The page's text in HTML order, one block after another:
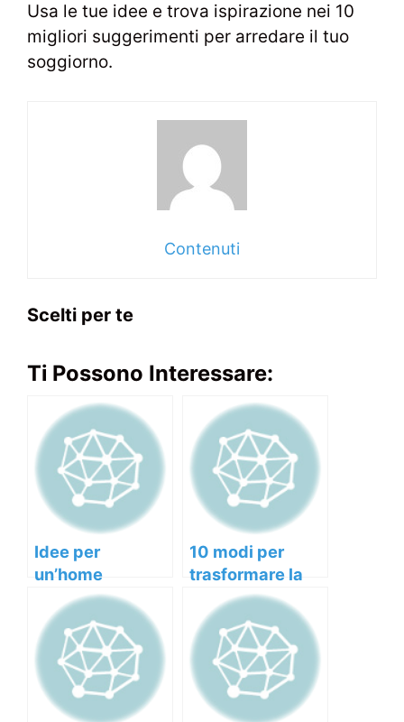
Usa le tue idee e trova ispirazione nei 10
migliori suggerimenti per arredare il tuo
soggiorno.
Contenuti
Scelti per te
Ti Possono Interessare:
Idee per
un’home
makeover che
trasformano la
tua casa
10 modi per
trasformare la
tua casa in uno
spazio
accogliente